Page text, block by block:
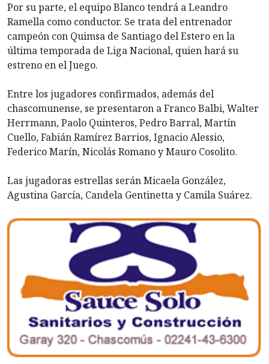
Por su parte, el equipo Blanco tendrá a Leandro
Ramella como conductor. Se trata del entrenador
campeón con Quimsa de Santiago del Estero en la
última temporada de Liga Nacional, quien hará su
estreno en el Juego.
Entre los jugadores confirmados, además del
chascomunense, se presentaron a Franco Balbi, Walter
Herrmann, Paolo Quinteros, Pedro Barral, Martín
Cuello, Fabián Ramírez Barrios, Ignacio Alessio,
Federico Marín, Nicolás Romano y Mauro Cosolito.
Las jugadoras estrellas serán Micaela González,
Agustina García, Candela Gentinetta y Camila Suárez.